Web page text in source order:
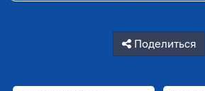
Поделиться